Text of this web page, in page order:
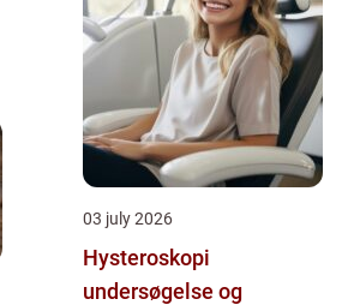
03 july 2026
Hysteroskopi
undersøgelse og